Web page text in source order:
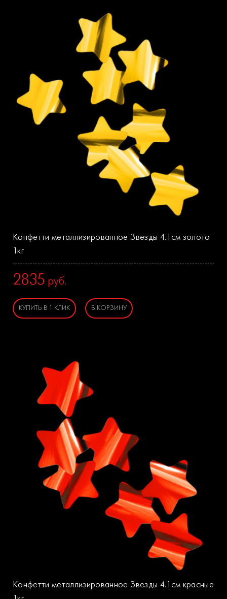
Конфетти металлизированное Звезды 4.1см золото
1кг
2835 руб.
КУПИТЬ В 1 КЛИК В КОРЗИНУ
Конфетти металлизированное Звезды 4.1см красные